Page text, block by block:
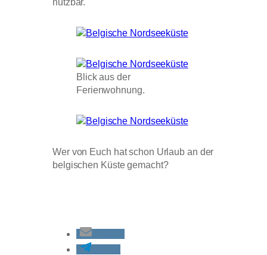
Blick aus der
Ferienwohnung.
Wer von Euch hat schon Urlaub an der
belgischen Küste gemacht?